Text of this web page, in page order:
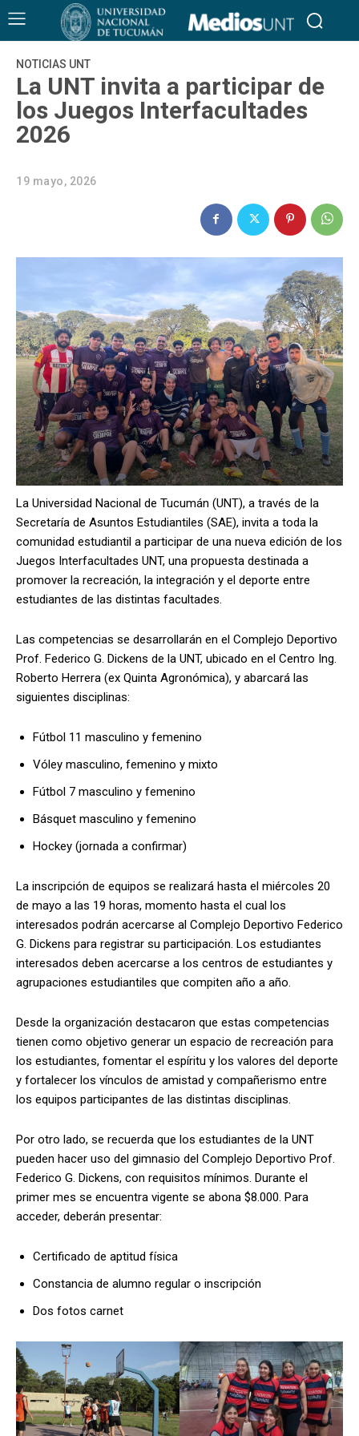
NOTICIAS UNT
La UNT invita a participar de
los Juegos Interfacultades
2026
19 mayo, 2026
La Universidad Nacional de Tucumán (UNT), a través de la
Secretaría de Asuntos Estudiantiles (SAE), invita a toda la
comunidad estudiantil a participar de una nueva edición de los
Juegos Interfacultades UNT, una propuesta destinada a
promover la recreación, la integración y el deporte entre
estudiantes de las distintas facultades.
Las competencias se desarrollarán en el Complejo Deportivo
Prof. Federico G. Dickens de la UNT, ubicado en el Centro Ing.
Roberto Herrera (ex Quinta Agronómica), y abarcará las
siguientes disciplinas:
Fútbol 11 masculino y femenino
Vóley masculino, femenino y mixto
Fútbol 7 masculino y femenino
Básquet masculino y femenino
Hockey (jornada a confirmar)
La inscripción de equipos se realizará hasta el miércoles 20
de mayo a las 19 horas, momento hasta el cual los
interesados podrán acercarse al Complejo Deportivo Federico
G. Dickens para registrar su participación. Los estudiantes
interesados deben acercarse a los centros de estudiantes y
agrupaciones estudiantiles que compiten año a año.
Desde la organización destacaron que estas competencias
tienen como objetivo generar un espacio de recreación para
los estudiantes, fomentar el espíritu y los valores del deporte
y fortalecer los vínculos de amistad y compañerismo entre
los equipos participantes de las distintas disciplinas.
Por otro lado, se recuerda que los estudiantes de la UNT
pueden hacer uso del gimnasio del Complejo Deportivo Prof.
Federico G. Dickens, con requisitos mínimos. Durante el
primer mes se encuentra vigente se abona $8.000. Para
acceder, deberán presentar:
Certificado de aptitud física
Constancia de alumno regular o inscripción
Dos fotos carnet